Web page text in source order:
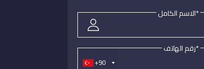
*الاسم الكامل
+90
*رقم الهاتف